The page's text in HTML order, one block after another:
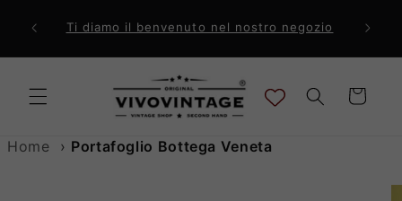
direttamente
ai contenuti
a 99€ Ti diamo il benvenuto nel nostro negozio
Carrello
Home › Portafoglio Bottega Veneta